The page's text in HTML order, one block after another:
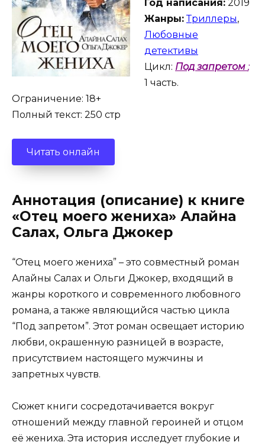
Год написания: 2019
Жанры: Триллеры,
Любовные
детективы
Цикл: Под запретом ;
1 часть.
Ограничение: 18+
Полный текст: 250 стр
Читать онлайн
Аннотация (описание) к книге
«Отец моего жениха» Алайна
Салах, Ольга Джокер
“Отец моего жениха” – это совместный роман
Алайны Салах и Ольги Джокер, входящий в
жанры короткого и современного любовного
романа, а также являющийся частью цикла
“Под запретом”. Этот роман освещает историю
любви, окрашенную разницей в возрасте,
присутствием настоящего мужчины и
запретных чувств.
Сюжет книги сосредотачивается вокруг
отношений между главной героиней и отцом
её жениха. Эта история исследует глубокие и